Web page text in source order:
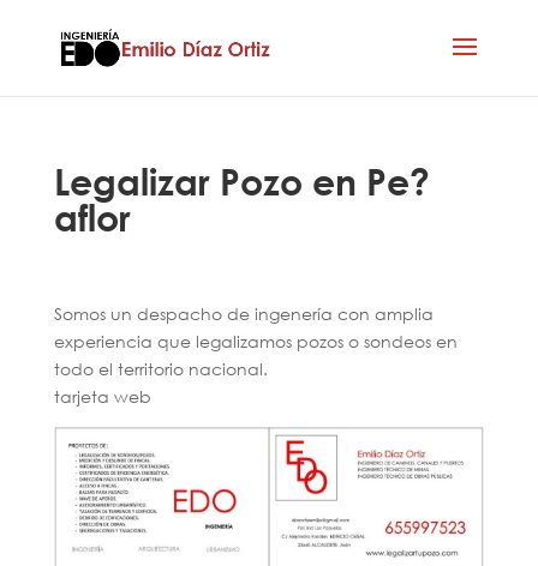
Legalizar Pozo en Pe?
aflor
Somos un despacho de ingenería con amplia
experiencia que legalizamos pozos o sondeos en
todo el territorio nacional.
tarjeta web